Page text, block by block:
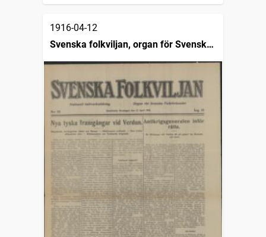
1916-04-12
Svenska folkviljan, organ för Svenska
folkförbundet